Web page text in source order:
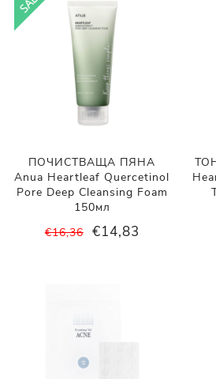
ПОЧИСТВАЩА ПЯНА
Anua Heartleaf Quercetinol
Pore Deep Cleansing Foam
150мл
€16,36 €14,83